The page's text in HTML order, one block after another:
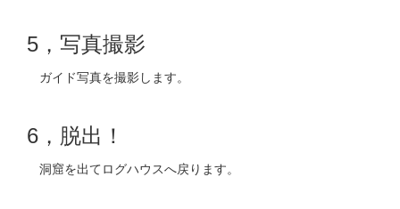
5，写真撮影
ガイド写真を撮影します。
6，脱出！
洞窟を出てログハウスへ戻ります。